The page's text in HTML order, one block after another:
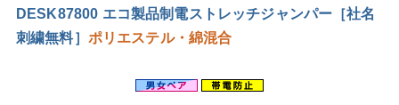
DESK87800 エコ製品制電ストレッチジャンパー［社名
刺繍無料］ ポリエステル・綿混合